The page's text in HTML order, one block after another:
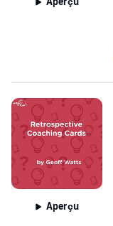
Aperçu